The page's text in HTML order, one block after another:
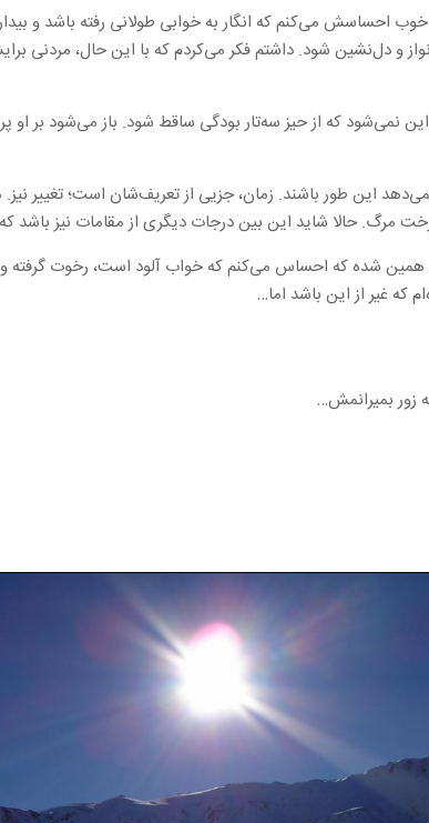
خوب احساسش می‌کنم که انگار به خوابی طولانی رفته باشد و
شود. داشتم فکر می‌کردم که با این حال، مردنی برایش
نمی‌شود که از حیز سه‌تار بودگی ساقط شود. باز می‌شود بر
این طور باشند. زمان، جزیی از تعریف‌شان است؛ تغییر
مرگ. حالا شاید این بین درجات دیگری از مقامات نیز باشد
شده که احساس می‌کنم که خواب آلود است، رخوت گرفته و
که غیر از این باشد اما…
زور بمیرانمش…